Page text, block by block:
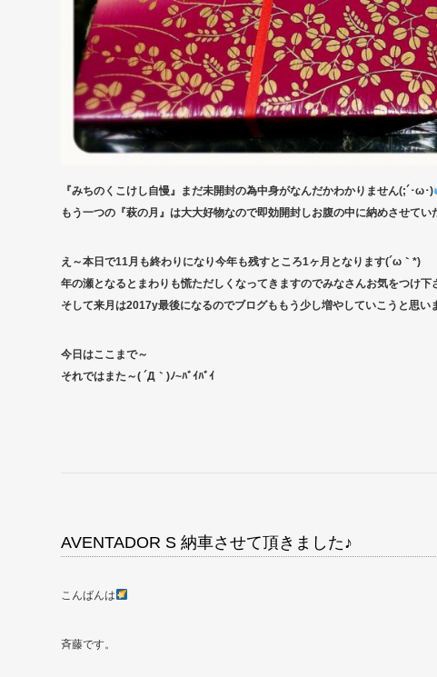
『みちのくこけし自慢』まだ未開封の為中身がなんだかわかりません(;´･ω･)
もう一つの『萩の月』は大大好物なので即効開封しお腹の中に納めさせてい
え～本日で11月も終わりになり今年も残すところ1ヶ月となります(´ω｀*)
年の瀬となるとまわりも慌ただしくなってきますのでみなさんお気をつけ下
そして来月は2017y最後になるのでブログももう少し増やしていこうと思い
今日はここまで～
それではまた～( ´Д｀)ﾉ~ﾊﾞｲﾊﾞｲ
AVENTADOR S 納車させて頂きました♪
こんばんは
斉藤です。